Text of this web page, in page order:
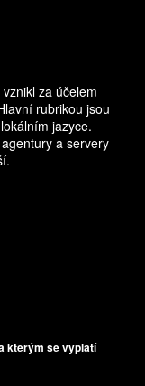
za účelem
rubrikou jsou
jazyce.
a servery
kterým se vyplatí